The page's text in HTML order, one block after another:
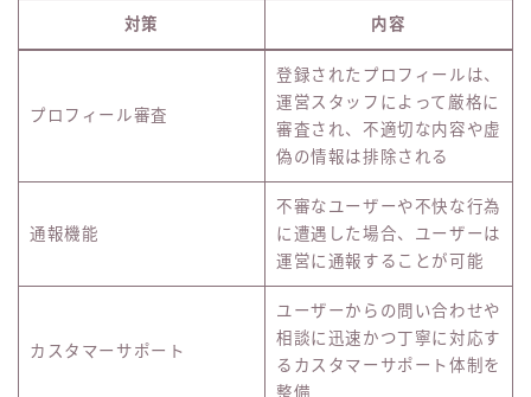
Follow Me
対策 内容
プロフィール審査
登録されたプロフィールは、
運営スタッフによって厳格に
審査され、不適切な内容や虚
偽の情報は排除される
通報機能
不審なユーザーや不快な行為
に遭遇した場合、ユーザーは
運営に通報することが可能
カスタマーサポート
ユーザーからの問い合わせや
相談に迅速かつ丁寧に対応す
るカスタマーサポート体制を
整備